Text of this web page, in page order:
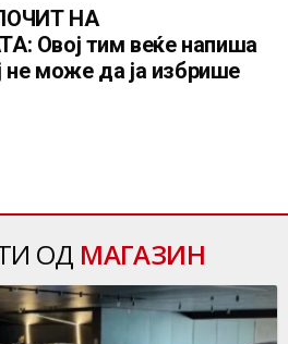
НА
Овој тим веќе напиша
не може да ја избрише
ОД МАГАЗИН